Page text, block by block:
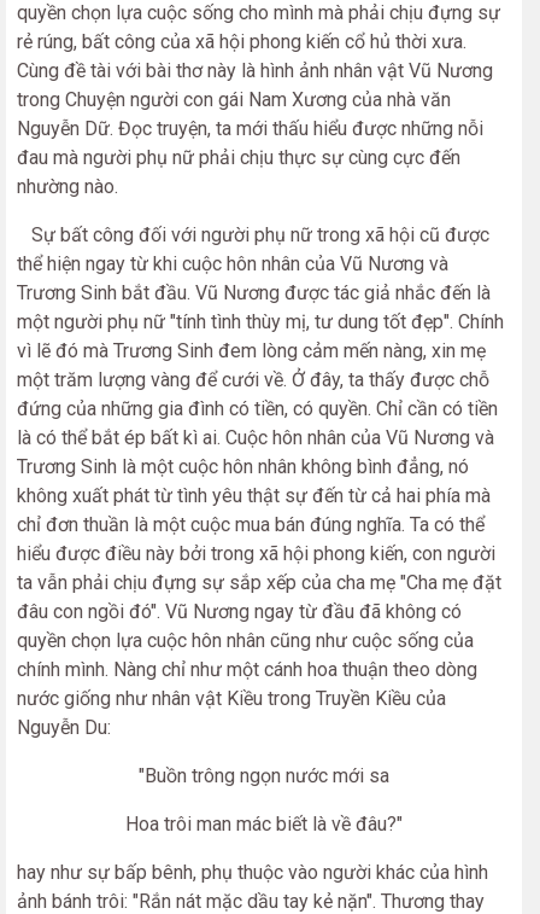
quyền chọn lựa cuộc sống cho mình mà phải chịu đựng sự
rẻ rúng, bất công của xã hội phong kiến cổ hủ thời xưa.
Cùng đề tài với bài thơ này là hình ảnh nhân vật Vũ Nương
trong Chuyện người con gái Nam Xương của nhà văn
Nguyễn Dữ. Đọc truyện, ta mới thấu hiểu được những nỗi
đau mà người phụ nữ phải chịu thực sự cùng cực đến
nhường nào.
Sự bất công đối với người phụ nữ trong xã hội cũ được
thể hiện ngay từ khi cuộc hôn nhân của Vũ Nương và
Trương Sinh bắt đầu. Vũ Nương được tác giả nhắc đến là
một người phụ nữ "tính tình thùy mị, tư dung tốt đẹp". Chính
vì lẽ đó mà Trương Sinh đem lòng cảm mến nàng, xin mẹ
một trăm lượng vàng để cưới về. Ở đây, ta thấy được chỗ
đứng của những gia đình có tiền, có quyền. Chỉ cần có tiền
là có thể bắt ép bất kì ai. Cuộc hôn nhân của Vũ Nương và
Trương Sinh là một cuộc hôn nhân không bình đẳng, nó
không xuất phát từ tình yêu thật sự đến từ cả hai phía mà
chỉ đơn thuần là một cuộc mua bán đúng nghĩa. Ta có thể
hiểu được điều này bởi trong xã hội phong kiến, con người
ta vẫn phải chịu đựng sự sắp xếp của cha mẹ "Cha mẹ đặt
đâu con ngồi đó". Vũ Nương ngay từ đầu đã không có
quyền chọn lựa cuộc hôn nhân cũng như cuộc sống của
chính mình. Nàng chỉ như một cánh hoa thuận theo dòng
nước giống như nhân vật Kiều trong Truyền Kiều của
Nguyễn Du:
"Buồn trông ngọn nước mới sa
Hoa trôi man mác biết là về đâu?"
hay như sự bấp bênh, phụ thuộc vào người khác của hình
ảnh bánh trôi: "Rắn nát mặc dầu tay kẻ nặn". Thương thay